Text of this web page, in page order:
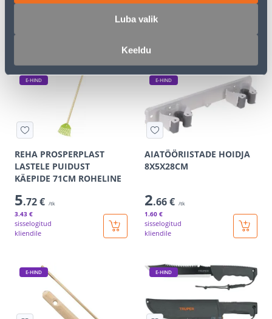
Luba valik
Keeldu
13
4
2.63 €
E-HIND
REHA PROSPERPLAST
LASTELE PUIDUST
KÄEPIDE 71CM ROHELINE
5.72 € /tk
3.43 €
sisselogitud
kliendile
E-HIND
AIATÖÖRIISTADE HOIDJA
8X5X28CM
2.66 € /tk
1.60 €
sisselogitud
kliendile
E-HIND E-HIND